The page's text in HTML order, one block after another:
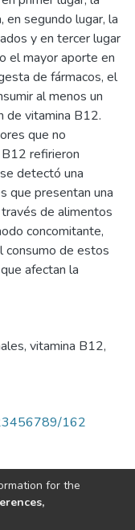
en segundo lugar, la
y en tercer lugar
el mayor aporte en
de fármacos, el
al menos un
de vitamina B12.
que no
B12 refirieron
detectó una
que presentan una
de alimentos
concomitante,
consumo de estos
afectan la
, vitamina B12,
162
for the